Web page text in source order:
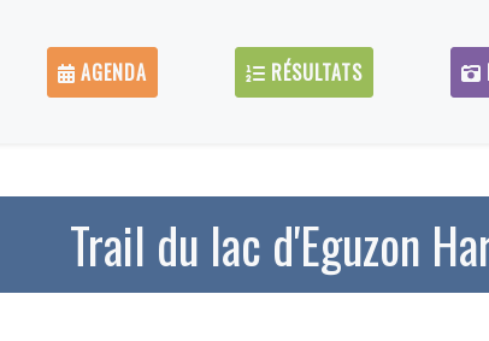
AGENDA RÉSULTATS
Trail du lac d'Eguzon